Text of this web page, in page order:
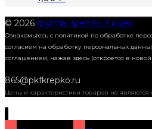
© 2026 группа КрепКо Лидер
Ознакомьтесь с политикой по обработке
согласием на обработку персональных
соглашением, нажав здесь (откроется в
865@pkfkrepko.ru
Цены и характеристики товаров не являются